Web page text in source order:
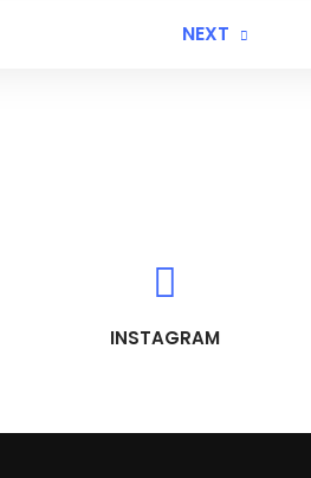
NEXT
INSTAGRAM